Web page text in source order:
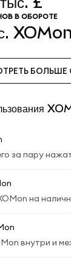
В ОБОРОТЕ
XOMon
БОЛЬШЕ
за пару
на
внутри и